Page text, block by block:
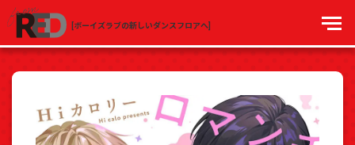
[ボーイズラブの新しいダンスフロアへ]